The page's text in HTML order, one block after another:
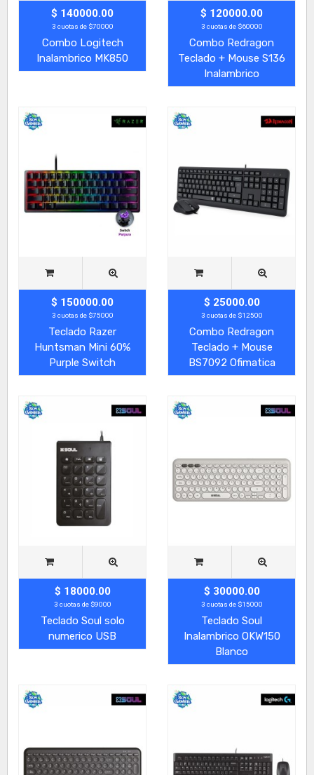
$ 140000.00
3 cuotas de $70000
Combo Logitech
Inalambrico MK850
$ 120000.00
3 cuotas de $60000
Combo Redragon
Teclado + Mouse S136
Inalambrico
$ 150000.00
3 cuotas de $75000
Teclado Razer
Huntsman Mini 60%
Purple Switch
$ 25000.00
3 cuotas de $12500
Combo Redragon
Teclado + Mouse
BS7092 Ofimatica
$ 18000.00
3 cuotas de $9000
Teclado Soul solo
numerico USB
$ 30000.00
3 cuotas de $15000
Teclado Soul
Inalambrico OKW150
Blanco